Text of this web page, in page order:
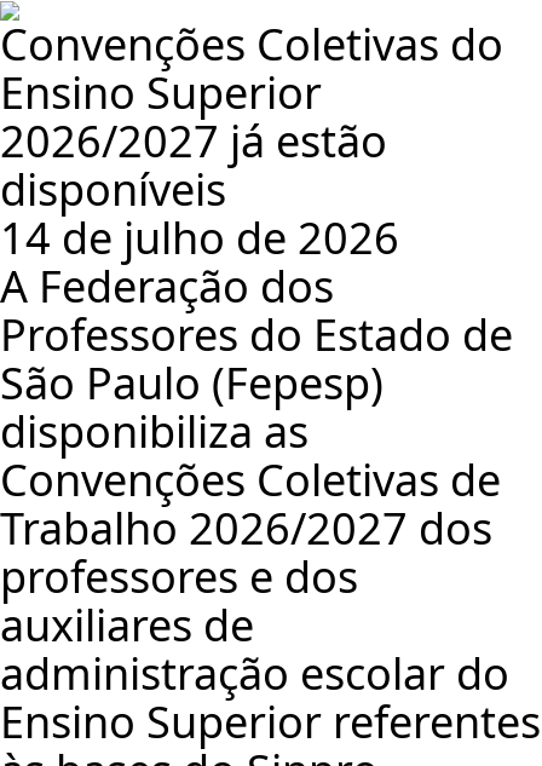
Convenções Coletivas do
Ensino Superior
2026/2027 já estão
disponíveis
14 de julho de 2026
A Federação dos
Professores do Estado de
São Paulo (Fepesp)
disponibiliza as
Convenções Coletivas de
Trabalho 2026/2027 dos
professores e dos
auxiliares de
administração escolar do
Ensino Superior referentes